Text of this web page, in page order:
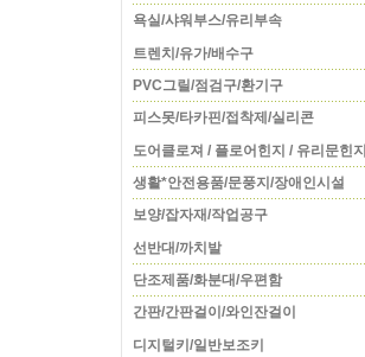
욕실/샤워부스/유리부속
트렌치/유가/배수구
PVC그릴/점검구/환기구
피스못/타카핀/접착제/실리콘
도어클로져 / 플로어힌지 / 유리문힌지
생활*안전용품/문풍지/장애인시설
보양/잡자재/작업공구
선반대/까치발
단조제품/화분대/우편함
간판/간판걸이/와인잔걸이
디지털키/일반보조키